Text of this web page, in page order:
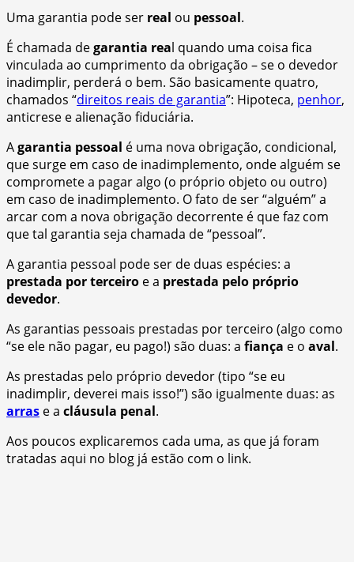
Uma garantia pode ser real ou pessoal.
É chamada degarantia real quando uma coisa fica
vinculada ao cumprimento da obrigação – se o devedor
inadimplir, perderá o bem. São basicamente quatro,
chamados “direitos reais de garantia”: Hipoteca, penhor,
anticrese e alienação fiduciária.
Agarantia pessoal é uma nova obrigação, condicional,
que surge em caso de inadimplemento, onde alguém se
compromete a pagar algo (o próprio objeto ou outro)
em caso de inadimplemento. O fato de ser “alguém” a
arcar com a nova obrigação decorrente é que faz com
que tal garantia seja chamada de “pessoal”.
A garantia pessoal pode ser de duas espécies: a
prestada por terceiro e a prestada pelo próprio
devedor.
As garantias pessoais prestadas por terceiro (algo como
“se ele não pagar, eu pago!) são duas: a fiança e o aval.
As prestadas pelo próprio devedor (tipo “se eu
inadimplir, deverei mais isso!”) são igualmente duas: as
arras e a cláusula penal.
Aos poucos explicaremos cada uma, as que já foram
tratadas aqui no blog já estão com o link.